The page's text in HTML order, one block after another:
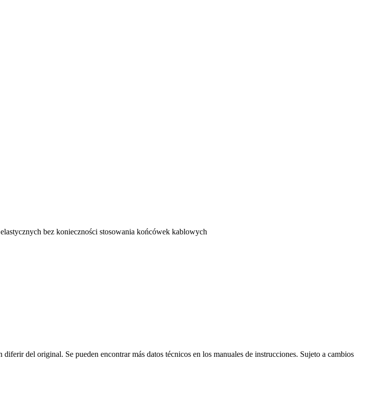
bez konieczności stosowania końcówek kablowych
del original. Se pueden encontrar más datos técnicos en los manuales de instrucciones. Sujeto a cambios